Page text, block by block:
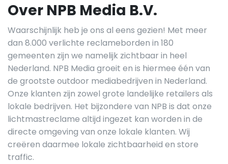
Over NPB Media B.V.
Waarschijnlijk heb je ons al eens gezien! Met meer
dan 8.000 verlichte reclameborden in 180
gemeenten zijn we namelijk zichtbaar in heel
Nederland. NPB Media groeit en is hiermee één van
de grootste outdoor mediabedrijven in Nederland.
Onze klanten zijn zowel grote landelijke retailers als
lokale bedrijven. Het bijzondere van NPB is dat onze
lichtmastreclame altijd ingezet kan worden in de
directe omgeving van onze lokale klanten. Wij
creëren daarmee lokale zichtbaarheid en store
traffic.